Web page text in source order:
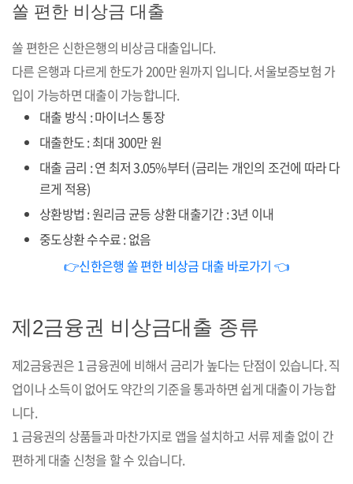
쏠 편한 비상금 대출
쏠 편한은 신한은행의 비상금 대출입니다.
다른 은행과 다르게 한도가 200만 원까지 입니다. 서울보증보험 가
입이 가능하면 대출이 가능합니다.
대출 방식 : 마이너스 통장
대출한도 : 최대 300만 원
대출 금리 : 연 최저 3.05%부터 (금리는 개인의 조건에 따라 다
르게 적용)
상환방법 : 원리금 균등 상환 대출기간 : 3년 이내
중도상환 수수료 : 없음
👉신한은행 쏠 편한 비상금 대출 바로가기 👈
제2금융권 비상금대출 종류
제2금융권은 1 금융권에 비해서 금리가 높다는 단점이 있습니다. 직
업이나 소득이 없어도 약간의 기준을 통과하면 쉽게 대출이 가능합
니다.
1 금융권의 상품들과 마찬가지로 앱을 설치하고 서류 제출 없이 간
편하게 대출 신청을 할 수 있습니다.